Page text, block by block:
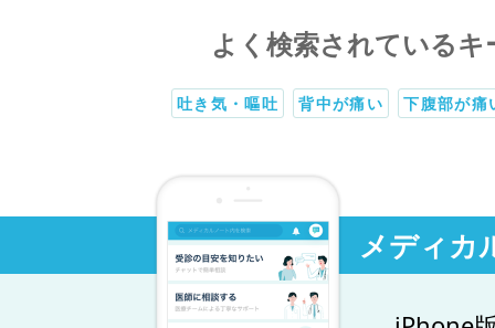
よく検索されているキ
吐き気・嘔吐 背中が痛い 下腹部が痛
メディカ